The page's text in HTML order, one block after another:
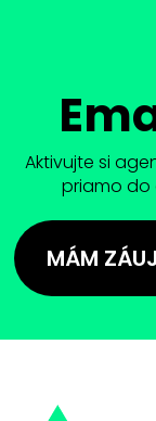
Aktivujte si
priamo do
MÁM